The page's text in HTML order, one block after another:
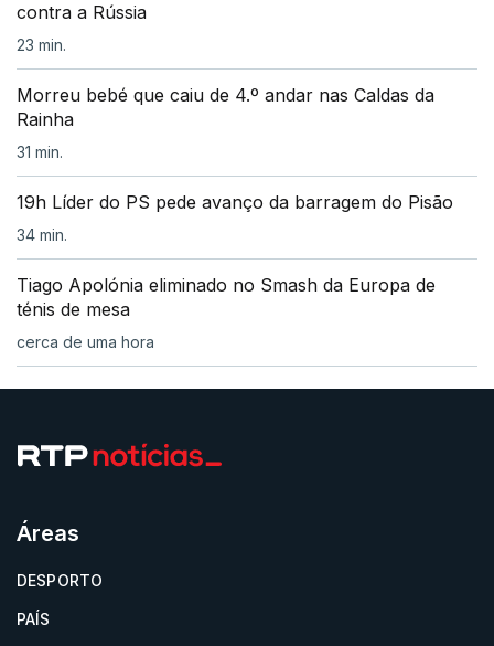
contra a Rússia
23 min.
Morreu bebé que caiu de 4.º andar nas Caldas da
Rainha
31 min.
19h Líder do PS pede avanço da barragem do Pisão
34 min.
Tiago Apolónia eliminado no Smash da Europa de
ténis de mesa
cerca de uma hora
Áreas
DESPORTO
PAÍS